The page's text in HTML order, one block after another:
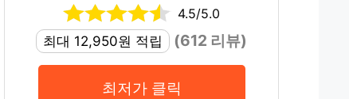
4.5/5.0
최대 12,950원 적립
(612 리뷰)
최저가 클릭